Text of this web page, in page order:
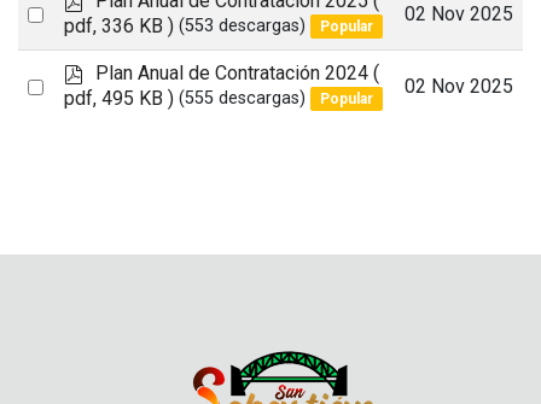
t
Select
an
item
d
f
pdf, 336 KB ) (553 descargas) Popular
02 Nov 2025
Select
p
d
Plan Anual de Contratación 2024 (
pdf, 495 KB ) (555 descargas) Popular
02 Nov 2025